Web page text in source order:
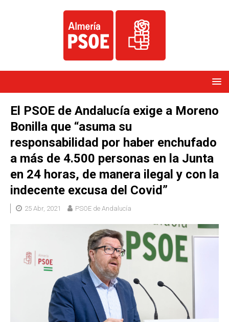
El PSOE de Andalucía exige a Moreno
Bonilla que “asuma su
responsabilidad por haber enchufado
a más de 4.500 personas en la Junta
en 24 horas, de manera ilegal y con la
indecente excusa del Covid”
25 Abr, 2021 PSOE de Andalucía